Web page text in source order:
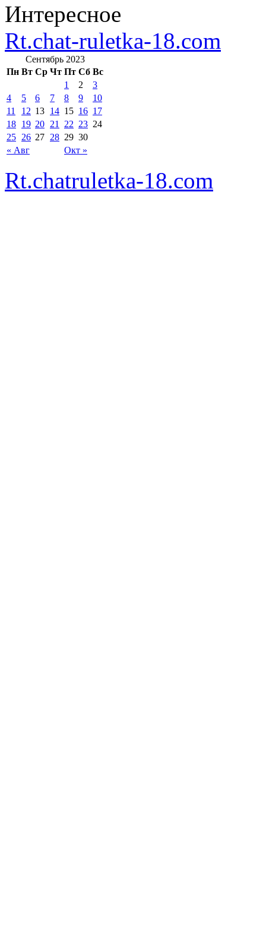
Интересное
Rt.chat-ruletka-18.com
Сентябрь 2023
Пн Вт Ср Чт Пт Сб Вс
« Авг Окт »
1 2
3
4
5 6 7 8 9
10
11
12 13 14 15 16 17
18 19 20 21 22 23 24
25 26 27 28 29 30
Rt.chatruletka-18.com